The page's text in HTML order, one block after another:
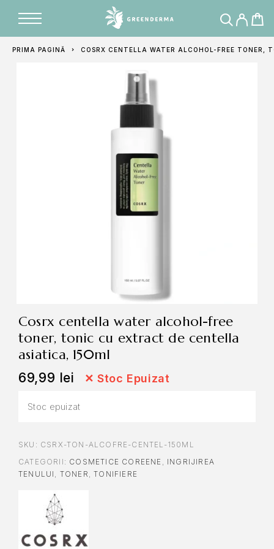
PRIMA PAGINĂ COSRX CENTELLA WATER ALCOHOL-FREE
cosrx centella water alcohol-free
toner, tonic cu extract de centella
asiatica, 150ml
69,99 lei ✕ Stoc Epuizat
Stoc epuizat
SKU: CSRX-TON-ALCOFRE-CENTEL-150ML
CATEGORII: COSMETICE COREENE , INGRIJIREA
TENULUI , TONER ,TONIFIERE
Adăugat în coș